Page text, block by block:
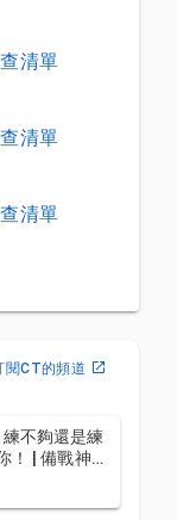
清單
清單
清單
閱CT的頻道
不夠還是練
！ | 備戰神器